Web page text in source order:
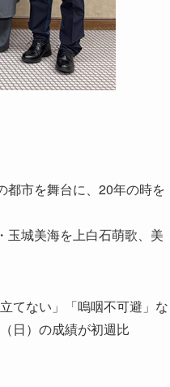
都市を舞台に、20年の時を
玉城美海を上白石萌歌、美
てない」「嗚咽不可避」な
日）の成績が初週比